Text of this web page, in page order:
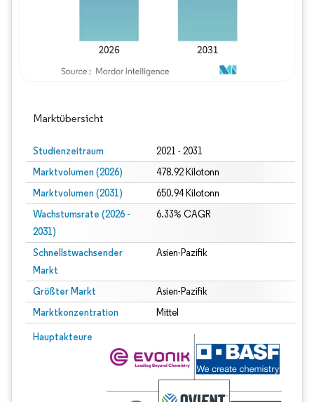
Marktübersicht
Studienzeitraum 2021 - 2031
Marktvolumen (2026) 478.92 Kilotonn
Marktvolumen (2031) 650.94 Kilotonn
Wachstumsrate (2026 -
2031)
6.33% CAGR
Schnellstwachsender
Markt
Asien-Pazifik
Größter Markt Asien-Pazifik
Marktkonzentration Mittel
Hauptakteure
Bild © Mordor Intelligence. Wiederverwendung erfordert Namensnennung